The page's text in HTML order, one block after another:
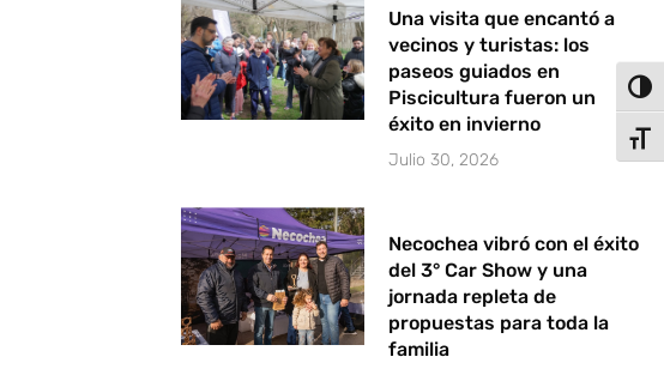
Una visita que encantó a
vecinos y turistas: los
paseos guiados en
Piscicultura fueron un
éxito en invierno
Julio 30, 2026
Necochea vibró con el éxito
del 3° Car Show y una
jornada repleta de
propuestas para toda la
familia